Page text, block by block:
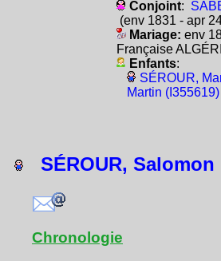
Conjoint:
(env 1831 - apr
Mariage: env
Française
Enfants:
SÉROUR,
Martin (I355619)
SÉROUR, Salomon
Chronologie